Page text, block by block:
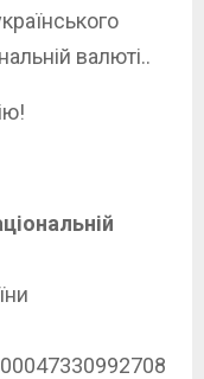
валюті..